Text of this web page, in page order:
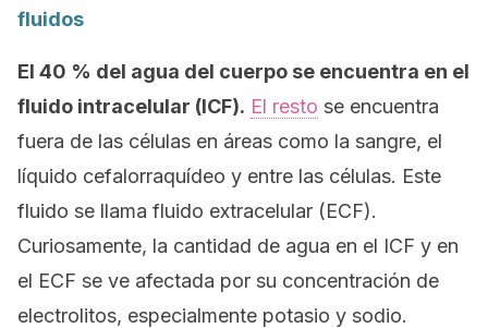
fluidos
El 40 % del agua del cuerpo se encuentra en el
fluido intracelular (ICF). El resto se encuentra
fuera de las células en áreas como la sangre, el
líquido cefalorraquídeo y entre las células. Este
fluido se llama fluido extracelular (ECF).
Curiosamente, la cantidad de agua en el ICF y en
el ECF se ve afectada por su concentración de
electrolitos, especialmente potasio y sodio.